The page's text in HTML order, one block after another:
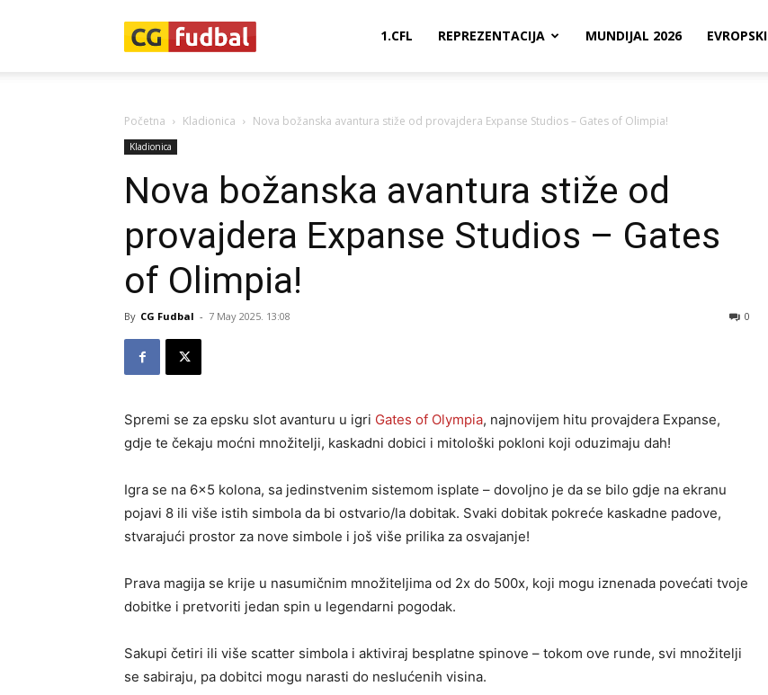
1.CFL REPREZENTACIJA MUNDIJAL 2026 EVROPSKI
Početna Kladionica Nova božanska avantura stiže od provajdera Expanse Studios – Gates of Olimpia!
Kladionica
Nova božanska avantura stiže od
provajdera Expanse Studios – Gates
of Olimpia!
By CG Fudbal - 7 May 2025. 13:08 0
Spremi se za epsku slot avanturu u igri Gates of Olympia, najnovijem hitu provajdera Expanse,
gdje te čekaju moćni množitelji, kaskadni dobici i mitološki pokloni koji oduzimaju dah!
Igra se na 6×5 kolona, sa jedinstvenim sistemom isplate – dovoljno je da se bilo gdje na ekranu
pojavi 8 ili više istih simbola da bi ostvario/la dobitak. Svaki dobitak pokreće kaskadne padove,
stvarajući prostor za nove simbole i još više prilika za osvajanje!
Prava magija se krije u nasumičnim množiteljima od 2x do 500x, koji mogu iznenada povećati tvoje
dobitke i pretvoriti jedan spin u legendarni pogodak.
Sakupi četiri ili više scatter simbola i aktiviraj besplatne spinove – tokom ove runde, svi množitelji
se sabiraju, pa dobitci mogu narasti do neslućenih visina.